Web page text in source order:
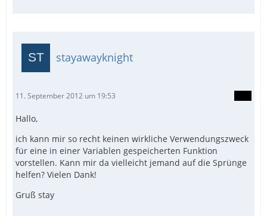
stayawayknight
11. September 2012 um 19:53
Hallo,
ich kann mir so recht keinen wirkliche Verwendungszweck
für eine in einer Variablen gespeicherten Funktion
vorstellen. Kann mir da vielleicht jemand auf die Sprünge
helfen? Vielen Dank!
Gruß stay